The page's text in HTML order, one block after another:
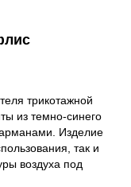
трикотажной
из темно-синего
Изделие
так и
воздуха под